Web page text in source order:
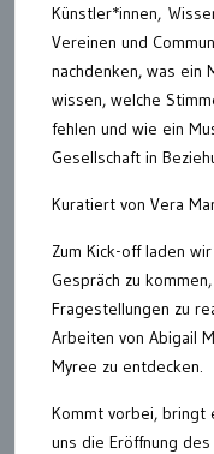
Künstler*innen,
Vereinen und
nachdenken, was ein
wissen, welche
fehlen und wie ein
Gesellschaft in
Kuratiert von Vera
Zum Kick-off laden
Gespräch zu
Fragestellungen zu
Arbeiten von Abigail
Myree zu entdecken.
Kommt vorbei, bringt
uns die Eröffnung des